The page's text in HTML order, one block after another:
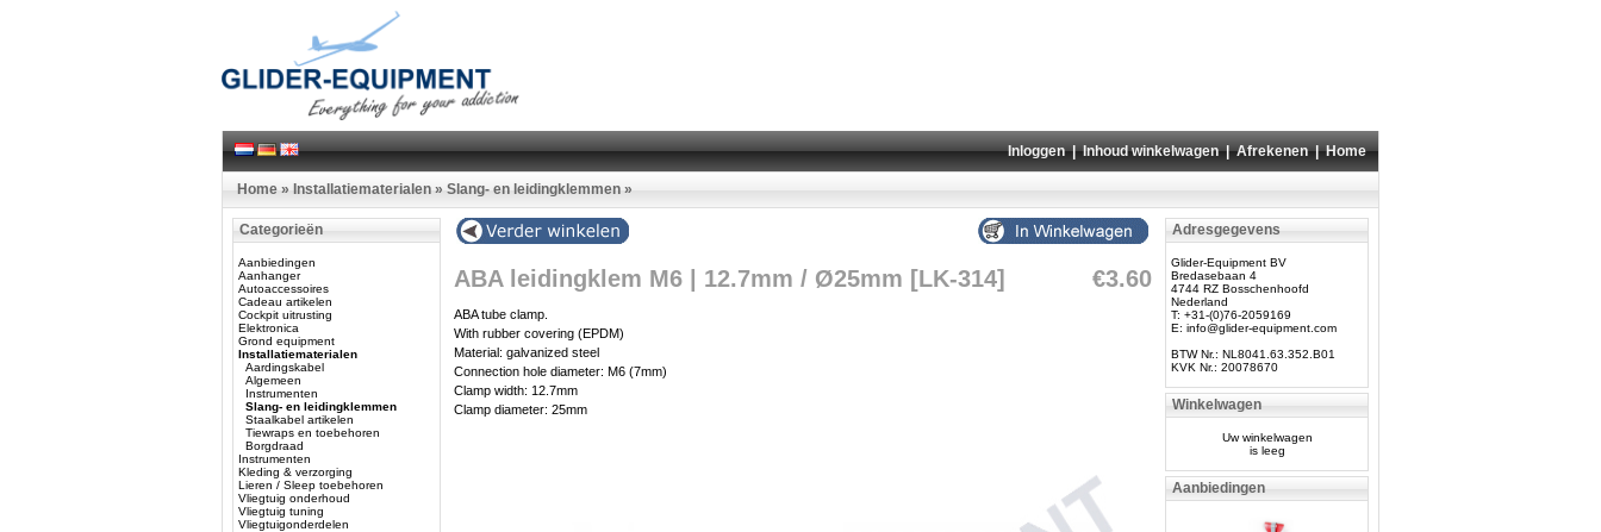
Inloggen|Inhoud winkelwagen|Afrekenen|Home
Home » Installatiematerialen » Slang- en leidingklemmen »
Categorieën
Aanbiedingen
Aanhanger
Autoaccessoires
Cadeau artikelen
Cockpit uitrusting
Elektronica
Grond equipment
Installatiematerialen
Aardingskabel
Algemeen
Instrumenten
Slang- en leidingklemmen
Staalkabel artikelen
Tiewraps en toebehoren
Borgdraad
Instrumenten
Kleding & verzorging
Lieren / Sleep toebehoren
Vliegtuig onderhoud
Vliegtuig tuning
Vliegtuigonderdelen
ABA leidingklem M6 | 12.7mm / Ø25mm [LK-314] €3.60
ABA tube clamp.
With rubber covering (EPDM)
Material: galvanized steel
Connection hole diameter: M6 (7mm)
Clamp width: 12.7mm
Clamp diameter: 25mm
Adresgegevens
Glider-Equipment BV
Bredasebaan 4
4744 RZ Bosschenhoofd
Nederland
T: +31-(0)76-2059169
E: info@glider-equipment.com
BTW Nr.: NL8041.63.352.B01
KVK Nr.: 20078670
Winkelwagen
Uw winkelwagen
is leeg
Aanbiedingen